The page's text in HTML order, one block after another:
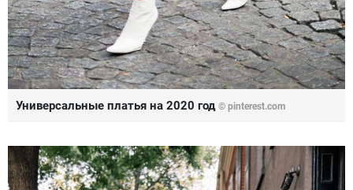
Универсальные платья на 2020 год © pinterest.com